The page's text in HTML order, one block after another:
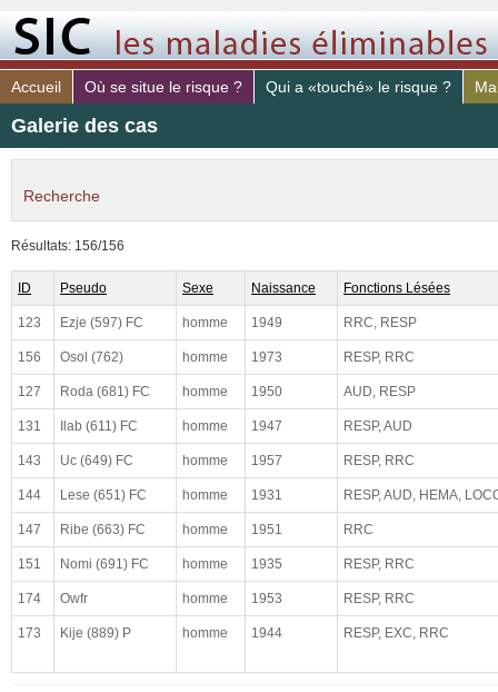
Accueil Où se situe le risque ? Qui a «touché» le risque ?
Galerie des cas
Recherche
identifiant
médecin.
sexe
année de naissance
Fonctions vitales lésées
risque PAR (sujet)
risque DE (sujet)
maladie déclarée
observations médicales
complet
paradigmatique
Résultats: 156/156
ID Pseudo Sexe Naissance Fonctions Lésées
123 Ezje (597) FC homme 1949 RRC, RESP
156 Osol (762) homme 1973 RESP, RRC
127 Roda (681) FC homme 1950 AUD, RESP
131 Ilab (611) FC homme 1947 RESP, AUD
143 Uc (649) FC homme 1957 RESP, RRC
144 Lese (651) FC homme 1931 RESP, AUD, HEMA,
147 Ribe (663) FC homme 1951 RRC
151 Nomi (691) FC homme 1935 RESP, RRC
174 Owfr homme 1953 RESP, RRC
173 Kije (889) P homme 1944 RESP, EXC, RRC